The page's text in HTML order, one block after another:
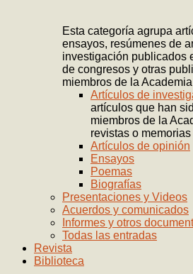
Esta categoría agrupa
ensayos, resúmenes de
investigación publicados
de congresos y otras
miembros de la
Artículos de
artículos que han
miembros de la
revistas o
Artículos de opinión
Ensayos
Poemas
Biografías
Presentaciones y Videos
Acuerdos y comunicados
Informes y otros
Todas las entradas
Revista
Biblioteca